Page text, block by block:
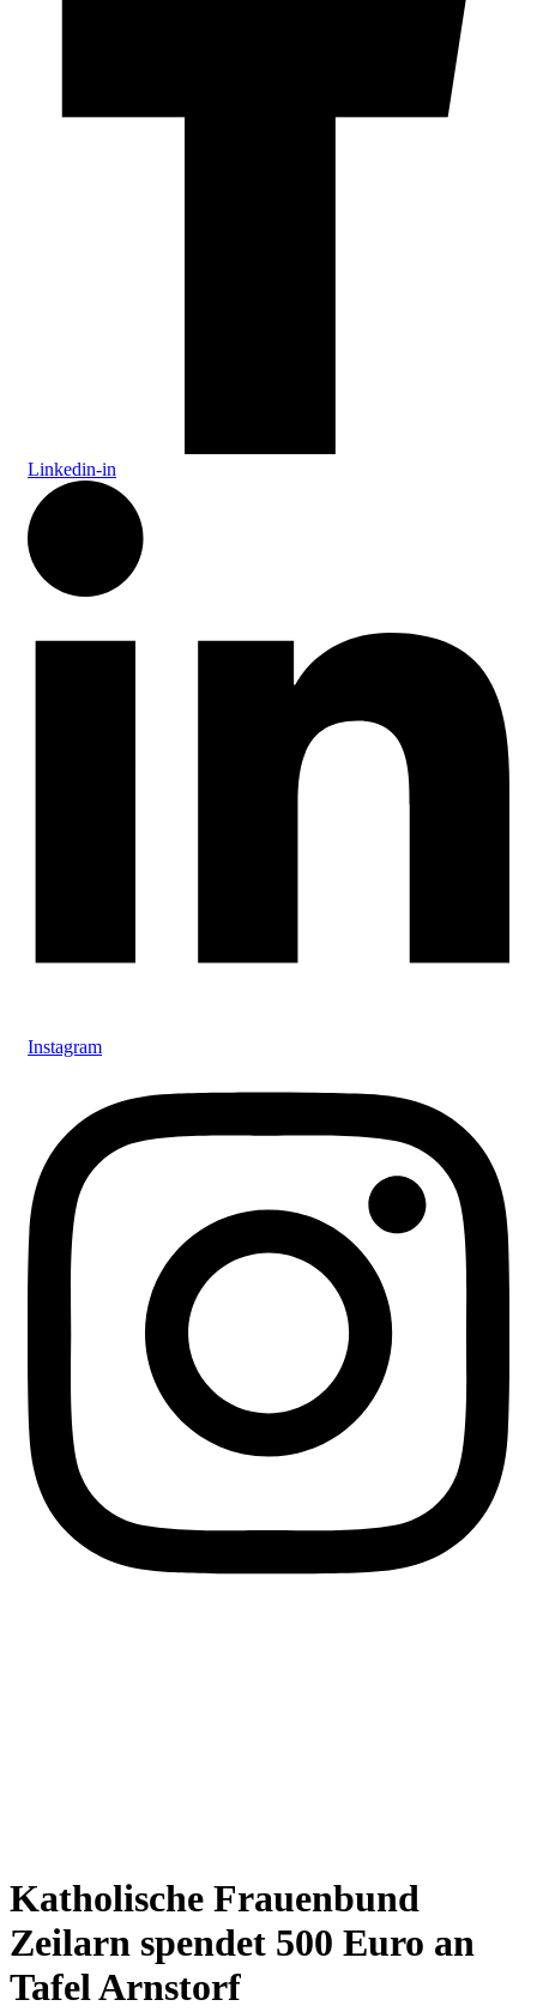
Linkedin-in
Instagram
Katholische Frauenbund
Zeilarn spendet 500 Euro an
Tafel Arnstorf